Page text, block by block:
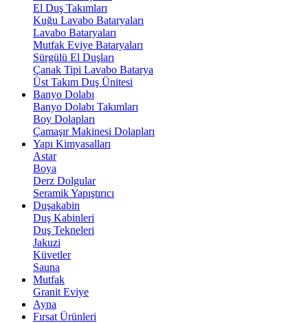
El Duş Takımları
Kuğu Lavabo Bataryaları
Lavabo Bataryaları
Mutfak Eviye Bataryaları
Sürgülü El Duşları
Çanak Tipi Lavabo Batarya
Üst Takım Duş Ünitesi
Banyo Dolabı
Banyo Dolabı Takımları
Boy Dolapları
Çamaşır Makinesi Dolapları
Yapı Kimyasalları
Astar
Boya
Derz Dolgular
Seramik Yapıştırıcı
Duşakabin
Duş Kabinleri
Duş Tekneleri
Jakuzi
Küvetler
Sauna
Mutfak
Granit Eviye
Ayna
Fırsat Ürünleri